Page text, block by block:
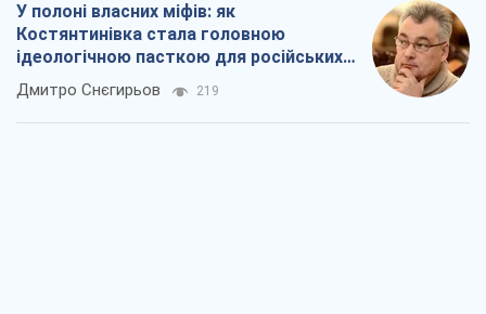
У полоні власних міфів: як
Костянтинівка стала головною
ідеологічною пасткою для російських
окупантів
Дмитро Снєгирьов 219